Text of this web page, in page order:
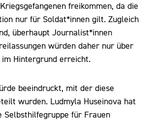
freikommen, da die
nur für Soldat*innen gilt. Zugleich
überhaupt Journalist*innen
würden daher nur über
im Hintergrund erreicht.
beeindruckt, mit der diese
wurden. Ludmyla Huseinova hat
Selbsthilfegruppe für Frauen